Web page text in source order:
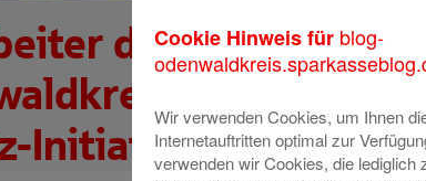
der Sparkasse
unterstützen
Initiative Odenwald
Cookie Hinweis für blog-
Wir verwenden Cookies, um Ihnen
Internetauftritten optimal zur
verwenden wir Cookies, die